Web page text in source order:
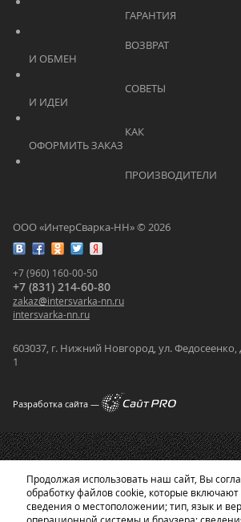
ООО «ИнтерСварка-НН» © 2026
+7 (960) 160-00-50
+7 (831) 214-60-80
zakaz@intersvarka-nn.ru
intersvarka-nn.ru
603037, г. Нижний Новгород, ул.
1
Разработка сайта —
Продолжая использовать наш сайт, Вы
обработку файлов cookie, которые включают
сведения о местоположении; тип, язык и